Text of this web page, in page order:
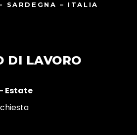
SARDEGNA – ITALIA
DI LAVORO
Estate